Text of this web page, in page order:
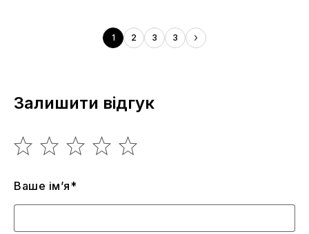
1 2 3 3
Залишити відгук
Ваше ім’я*